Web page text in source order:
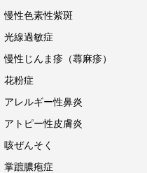
慢性色素性紫斑
光線過敏症
慢性じんま疹（蕁麻疹）
花粉症
アレルギー性鼻炎
アトピー性皮膚炎
咳ぜんそく
掌蹠膿疱症